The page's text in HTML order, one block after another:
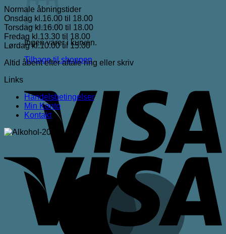
Ingen varer i kurven.
Tilbage til shoppen
Normale åbningstider
Onsdag kl.16.00 til 18.00
Torsdag kl.16.00 til 18.00
Fredag kl.13.30 til 18.00
Lørdag kl.10.00 til 15.00
Altid åbent efter aftale ring eller skriv
Links
Handelsbetingelser
Min Konto
Kontakt